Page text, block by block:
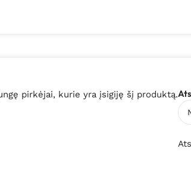
pirkėjai, kurie yra įsigiję šį produktą.